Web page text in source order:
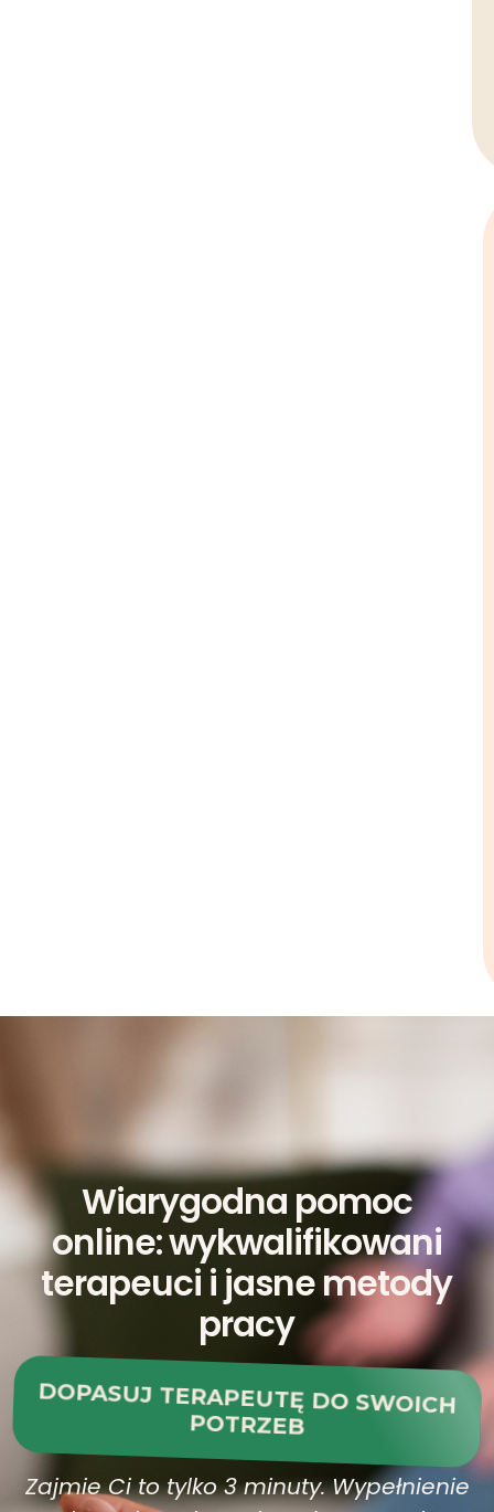
Wiarygodna pomoc
online: wykwalifikowani
terapeuci i jasne metody
pracy
DOPASUJ TERAPEUTĘ DO SWOICH
POTRZEB
Zajmie Ci to tylko 3 minuty. Wypełnienie
kwestionariusza jest darmowe i
niezobowiązujące.